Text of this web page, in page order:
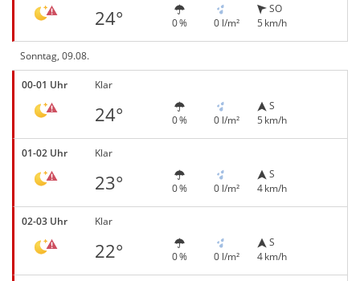
24° 0 % 0 l/m²
SO
5 km/h
Sonntag, 09.08.
00-01 Uhr Klar
24° 0 % 0 l/m²
S
5 km/h
01-02 Uhr Klar
23° 0 % 0 l/m²
S
4 km/h
02-03 Uhr Klar
22° 0 % 0 l/m²
S
4 km/h